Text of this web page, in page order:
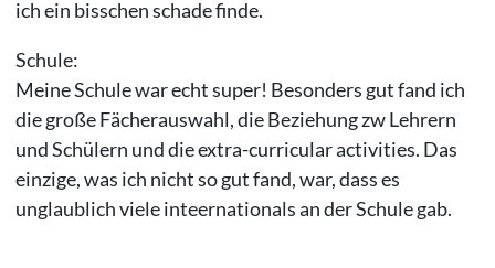
ich ein bisschen schade finde.
Schule:
Meine Schule war echt super! Besonders gut fand ich
die große Fächerauswahl, die Beziehung zw Lehrern
und Schülern und die extra-curricular activities. Das
einzige, was ich nicht so gut fand, war, dass es
unglaublich viele inteernationals an der Schule gab.